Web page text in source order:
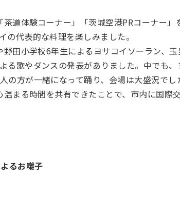
道体験コーナー」「茨城空港PRコーナー」
代表的な料理を楽しみました。
田小学校6年生によるヨサコイソーラン、玉
る歌やダンスの発表がありました。中でも、
方が一緒になって踊り、会場は大盛況でし
まる時間を共有できたことで、市内に国際
るお囃子